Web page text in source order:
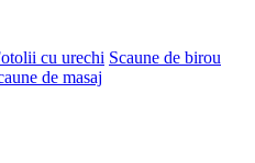
cu urechi Scaune de birou
de masaj